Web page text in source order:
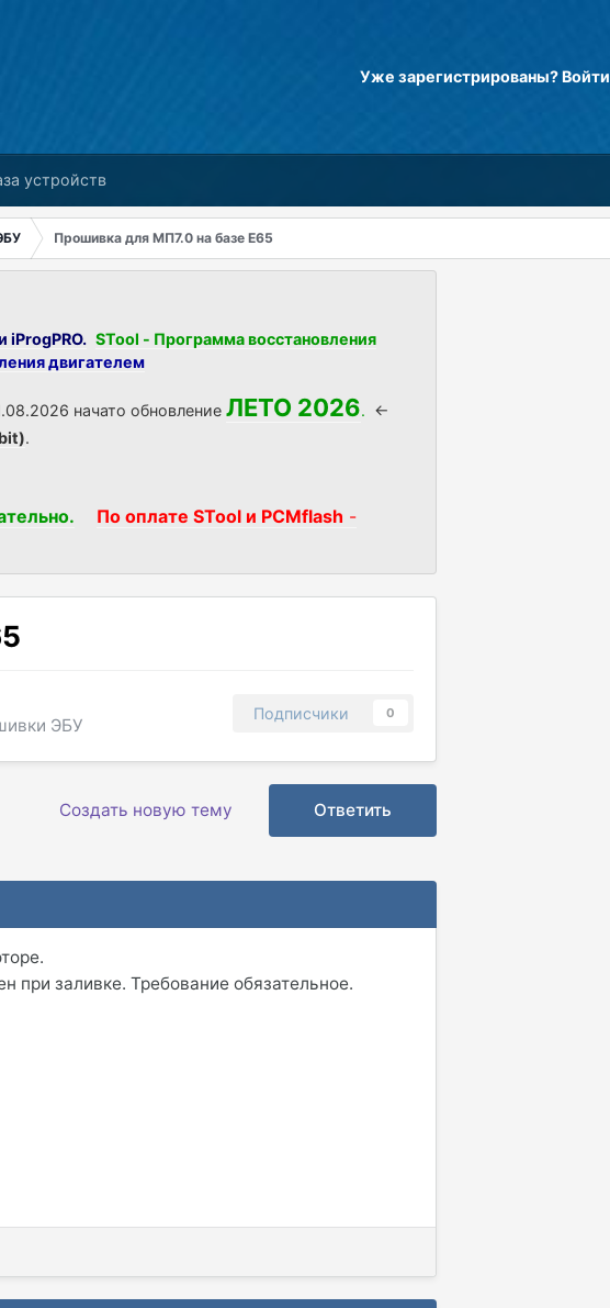
Уже зарегистрированы? Войти
устройств
Прошивка для МП7.0 на базе E65
iProgPRO. STool - Программа восстановления
двигателем
начато обновлениеЛЕТО 2026. <-
.
По оплате STool и PCMflash -
ЭБУ
Подписчики 0
Ответить
Создать новую тему
при заливке. Требование обязательное.